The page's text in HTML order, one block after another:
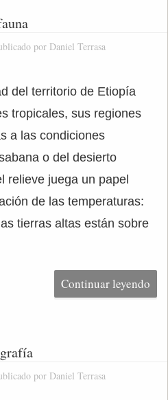
por Daniel Terrasa
del territorio de Etiopía
tropicales, sus regiones
a las condiciones
o del desierto
relieve juega un papel
de las temperaturas:
tierras altas están sobre
Continuar leyendo
por Daniel Terrasa